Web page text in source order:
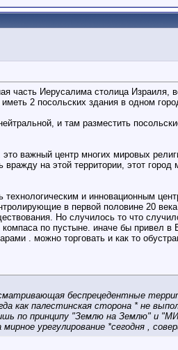
часть Иерусалима столица
2 посольских здания в одном
и там разместить
важный центр многих мировых
на этой территории, этот
и инновационным
в первой половине 20
Но случилось то что
по пустыне. иначе бы
. можно торговать и как то
беспрецедентные
как палестинская сторона * не
по принципу "Землю на Землю" и
урегулирование *сегодня ,